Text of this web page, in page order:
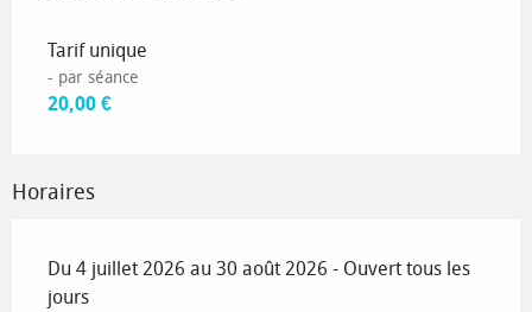
Tarif unique
- par séance
20,00 €
Horaires
Du 4 juillet 2026 au 30 août 2026 - Ouvert tous les
jours